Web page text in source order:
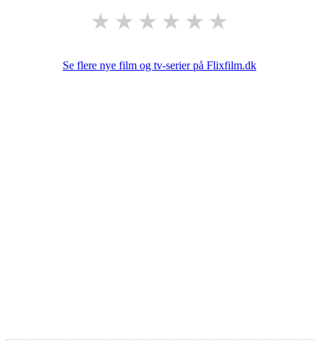
★ ★ ★ ★ ★ ★
Se flere nye film og tv-serier på Flixfilm.dk